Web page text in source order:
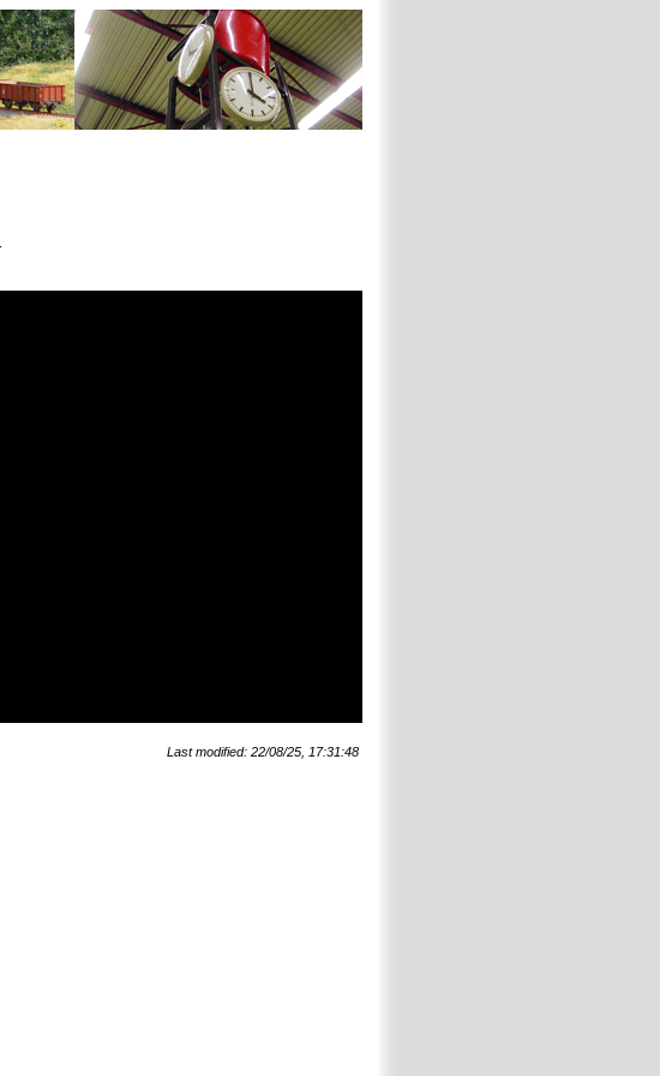
Last modified: 22/08/25, 17:31:48